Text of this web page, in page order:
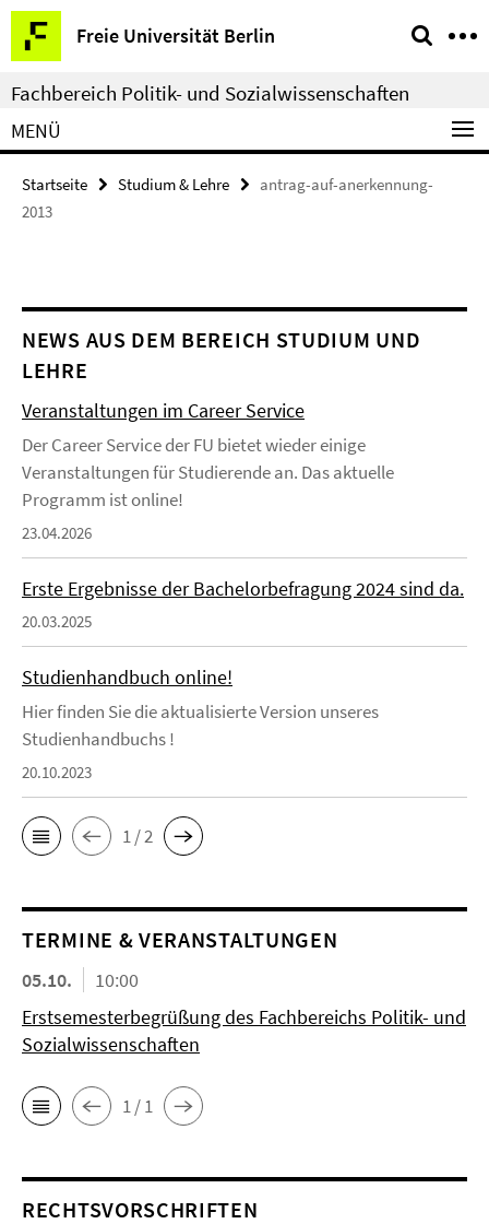
Springe
direkt
zu
Inhalt
Freie Universität Berlin
Service-
Navigation
Fachbereich Politik- und Sozialwissenschaften
MENÜ
Startseite Studium & Lehre
antrag-auf-anerkennung-
2013
NEWS AUS DEM BEREICH STUDIUM UND
LEHRE
Veranstaltungen im Career Service
Der Career Service der FU bietet wieder einige
Veranstaltungen für Studierende an. Das aktuelle
Programm ist online!
23.04.2026
Erste Ergebnisse der Bachelorbefragung 2024 sind da.
20.03.2025
Studienhandbuch online!
Hier finden Sie die aktualisierte Version unseres
Studienhandbuchs !
20.10.2023
1 / 2
TERMINE & VERANSTALTUNGEN
05.10.
10:00
Erstsemesterbegrüßung des Fachbereichs Politik- und
Sozialwissenschaften
1 / 1
RECHTSVORSCHRIFTEN